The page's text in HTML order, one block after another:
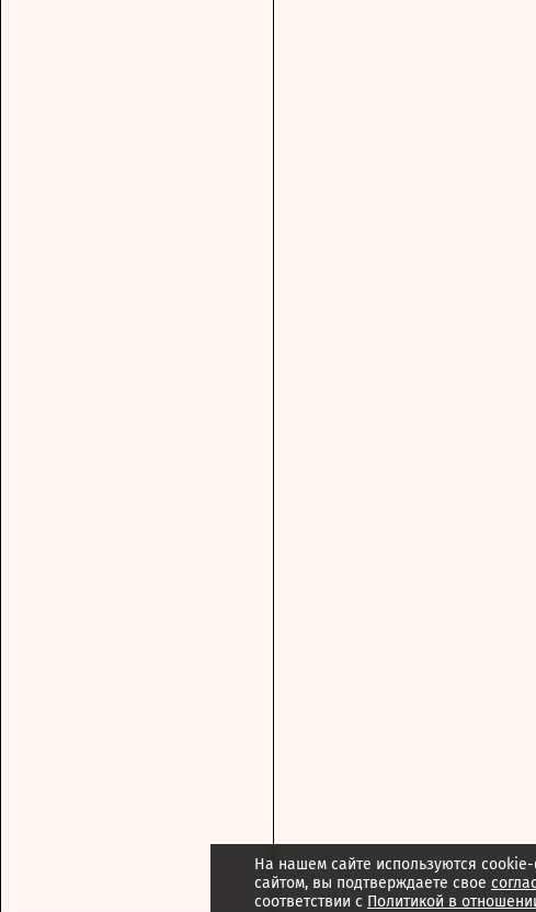
На нашем сайте используются
сайтом, вы подтверждаете свое
соответствии с Политикой в